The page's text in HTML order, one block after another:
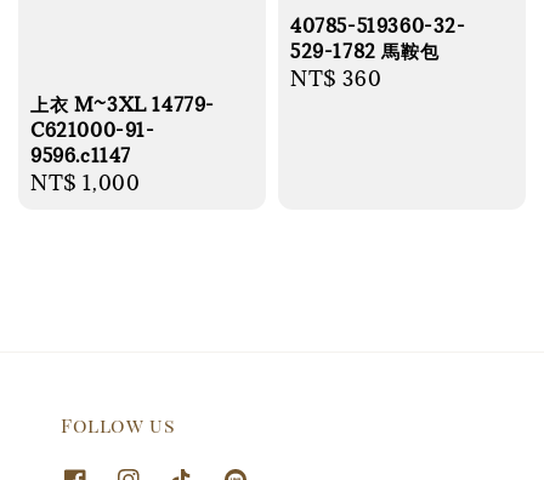
上衣 M~3XL 14779-
C621000-91-
9596.c1147
Regular
NT$ 1,000
40785-519360-32-
529-1782 馬鞍包
Regular
NT$ 360
Follow us